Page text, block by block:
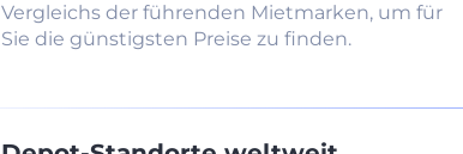
Vergleichs der führenden Mietmarken, um für
Sie die günstigsten Preise zu finden.